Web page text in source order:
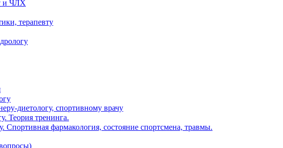
и ЧЛХ
терапевту
диетологу, спортивному врачу
Теория тренинга.
Спортивная фармакология, состояние спортсмена, травмы.